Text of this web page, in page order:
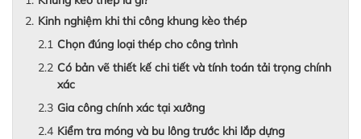
Kinh nghiệm khi thi công khung kèo thép
Chọn đúng loại thép cho công trình
Có bản vẽ thiết kế chi tiết và tính toán tải trọng chính
xác
Gia công chính xác tại xưởng
Kiểm tra móng và bu lông trước khi lắp dựng